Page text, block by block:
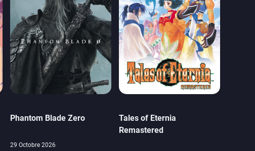
Phantom Blade Zero
29 Octobre 2026
Tales of Eternia
Remastered